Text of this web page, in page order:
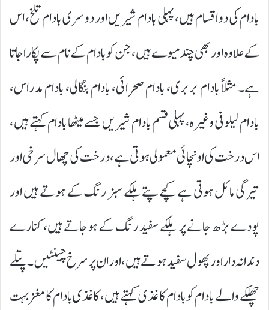
بادام کی دو اقسام ہیں، پہلی بادام شیریں اور دوسری بادام تلخ، اس
کے علاوہ اور بھی چند میوے ہیں ، جن کو بادام کے نام سے پکاراجاتا
ہے۔ مثلاً بادام بربری، بادام صحرائی، بادام بنگالی، بادام مدراس،
بادام لیلوفی وغیرہ، پہلی قسم بادام شیریں جسے میٹھا بادام کہتے ہیں،
اس درخت کی اونچائی معمولی ہوتی ہے، درخت کی چھال سرخی اور
تیرگی مائل ہوتی ہے کچے پتے ہلکے سبز رنگ کے ہوتے ہیں اور
پودے بڑھ جانے پر ہلکے سفید رنگ کے ہوجاتے ہیں، کنارے
دندانہ دار اور پھول سفید ہوتے ہیں، اور ان پر سرخ چینٹیں ۔ پتلے
چھلکے والے بادام کو بادام کا غذی کہتے ہیں، کاغذی بادام کا مغز بہت